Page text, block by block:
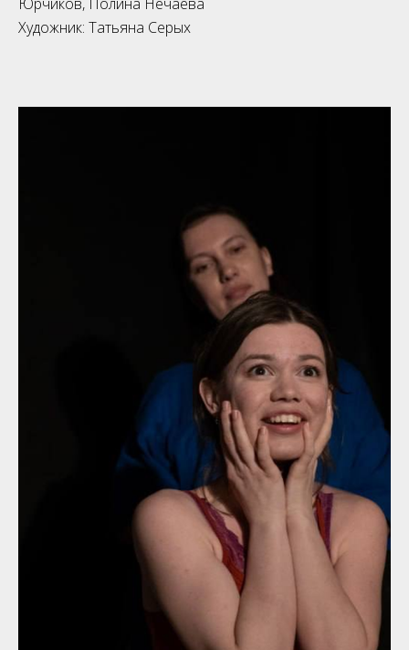
Художник: Татьяна Серых